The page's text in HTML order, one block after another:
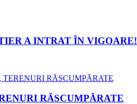
A INTRAT ÎN VIGOARE!
RĂSCUMPĂRATE